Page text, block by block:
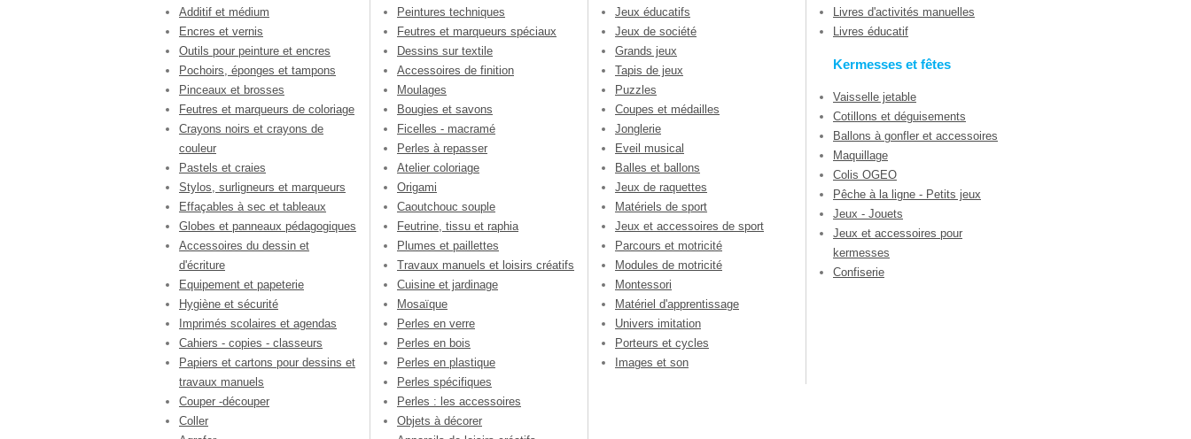
Additif et médium
Encres et vernis
Outils pour peinture et encres
Pochoirs, éponges et tampons
Pinceaux et brosses
Feutres et marqueurs de coloriage
Crayons noirs et crayons de
couleur
Pastels et craies
Stylos, surligneurs et marqueurs
Effaçables à sec et tableaux
Globes et panneaux pédagogiques
Accessoires du dessin et
d'écriture
Equipement et papeterie
Hygiène et sécurité
Imprimés scolaires et agendas
Cahiers - copies - classeurs
Papiers et cartons pour dessins et
travaux manuels
Couper -découper
Coller
Peintures techniques
Feutres et marqueurs spéciaux
Dessins sur textile
Accessoires de finition
Moulages
Bougies et savons
Ficelles - macramé
Perles à repasser
Atelier coloriage
Origami
Caoutchouc souple
Feutrine, tissu et raphia
Plumes et paillettes
Travaux manuels et loisirs créatifs
Cuisine et jardinage
Mosaïque
Perles en verre
Perles en bois
Perles en plastique
Perles spécifiques
Perles : les accessoires
Objets à décorer
Jeux éducatifs
Jeux de société
Grands jeux
Tapis de jeux
Puzzles
Coupes et médailles
Jonglerie
Eveil musical
Balles et ballons
Jeux de raquettes
Matériels de sport
Jeux et accessoires de sport
Parcours et motricité
Modules de motricité
Montessori
Matériel d'apprentissage
Univers imitation
Porteurs et cycles
Images et son
Livres d'activités manuelles
Livres éducatif
Kermesses et fêtes
Vaisselle jetable
Cotillons et déguisements
Ballons à gonfler et accessoires
Maquillage
Colis OGEO
Pêche à la ligne - Petits jeux
Jeux - Jouets
Jeux et accessoires pour
kermesses
Confiserie